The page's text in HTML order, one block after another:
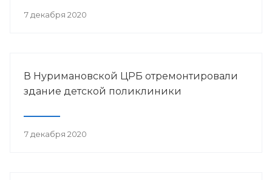
7 декабря 2020
В Нуримановской ЦРБ отремонтировали
здание детской поликлиники
7 декабря 2020